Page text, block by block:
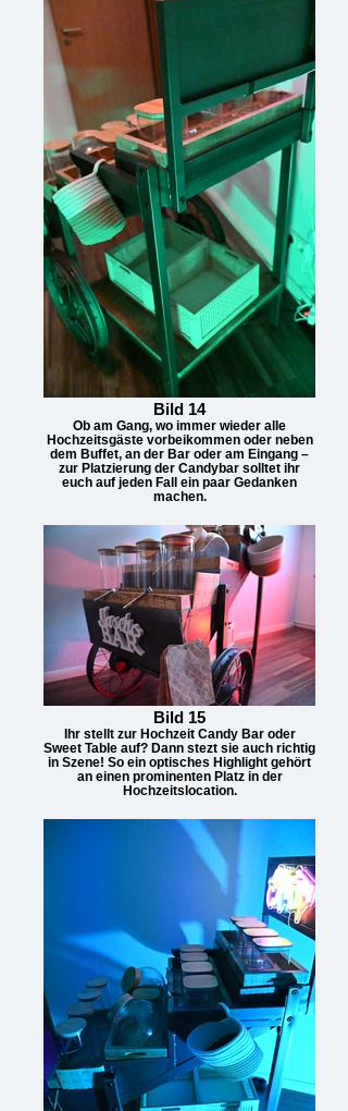
Bild 14
Ob am Gang, wo immer wieder alle
Hochzeitsgäste vorbeikommen oder neben
dem Buffet, an der Bar oder am Eingang –
zur Platzierung der Candybar solltet ihr
euch auf jeden Fall ein paar Gedanken
machen.
Bild 15
Ihr stellt zur Hochzeit Candy Bar oder
Sweet Table auf? Dann stezt sie auch richtig
in Szene! So ein optisches Highlight gehört
an einen prominenten Platz in der
Hochzeitslocation.